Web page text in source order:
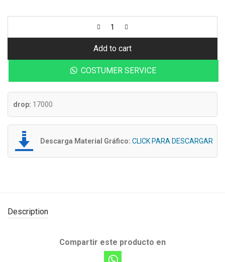
Add to cart
COSTUMER SERVICE
drop: 17000
Descarga Material Gráfico: CLICK PARA DESCARGAR
Description
Compartir este producto en